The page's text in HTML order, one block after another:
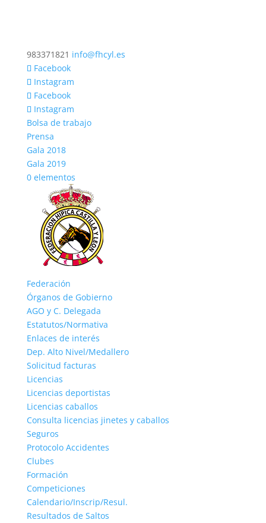
983371821 info@fhcyl.es
Facebook
Instagram
Facebook
Instagram
Bolsa de trabajo
Prensa
Gala 2018
Gala 2019
0 elementos
Federación
Órganos de Gobierno
AGO y C. Delegada
Estatutos/Normativa
Enlaces de interés
Dep. Alto Nivel/Medallero
Solicitud facturas
Licencias
Licencias deportistas
Licencias caballos
Consulta licencias jinetes y caballos
Seguros
Protocolo Accidentes
Clubes
Formación
Competiciones
Calendario/Inscrip/Resul.
Resultados de Saltos